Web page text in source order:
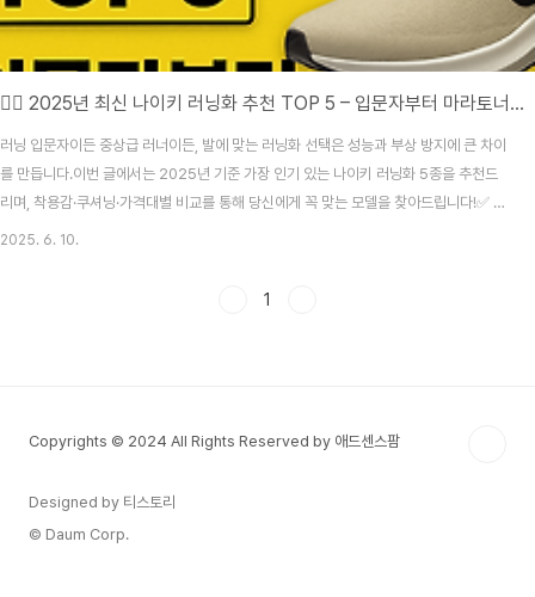
🏃‍♂️ 2025년 최신 나이키 러닝화 추천 TOP 5 – 입문자부터 마라토너까지!
러닝 입문자이든 중상급 러너이든, 발에 맞는 러닝화 선택은 성능과 부상 방지에 큰 차이
를 만듭니다.이번 글에서는 2025년 기준 가장 인기 있는 나이키 러닝화 5종을 추천드
리며, 착용감·쿠셔닝·가격대별 비교를 통해 당신에게 꼭 맞는 모델을 찾아드립니다!✅ 나
이키 러닝화 추천 TOP 51. 나이키 페가수스 41 – 입문자의 국민 러닝화특징: Zoom
2025. 6. 10.
1
Copyrights © 2024 All Rights Reserved by 애드센스팜
Designed by 티스토리
© Daum Corp.